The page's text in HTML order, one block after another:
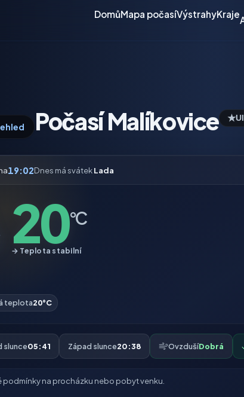
DomůMapa počasíVýstrahyKraje
Počasí Malíkovice ★
19:02Dnes má svátekLada
20°C
→ Teplota stabilní
teplota20°C
slunce05:41 Západ slunce20:38 OvzdušíDobrá
podmínky na procházku nebo pobyt venku.